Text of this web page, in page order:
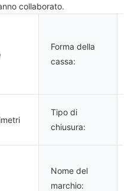
collaborato.
Forma della
cassa:
Tipo di
chiusura:
Nome del
marchio: